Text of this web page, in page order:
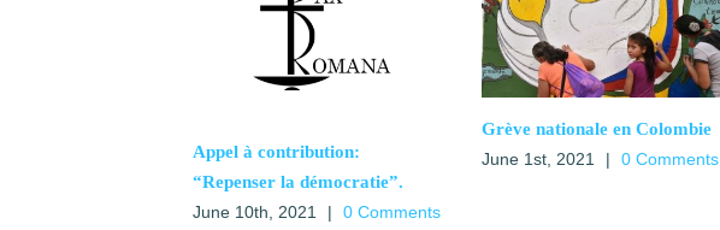
Appel à contribution:
“Repenser la démocratie”.
June 10th, 2021
| 0 Comments
Grève nationale en Colombie
June 1st, 2021
| 0 Comments